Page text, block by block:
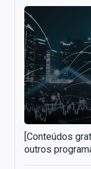
[Conteúdos
outros